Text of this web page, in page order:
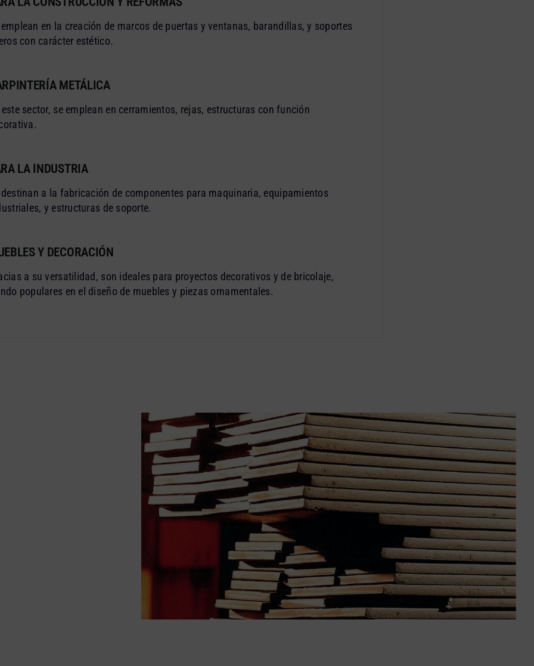
emplean en la creación de marcos de puertas y ventanas, barandillas, y soportes
con carácter estético.
METÁLICA
este sector, se emplean en cerramientos, rejas, estructuras con función
LA INDUSTRIA
destinan a la fabricación de componentes para maquinaria, equipamientos
y estructuras de soporte.
Y DECORACIÓN
a su versatilidad, son ideales para proyectos decorativos y de bricolaje,
populares en el diseño de muebles y piezas ornamentales.